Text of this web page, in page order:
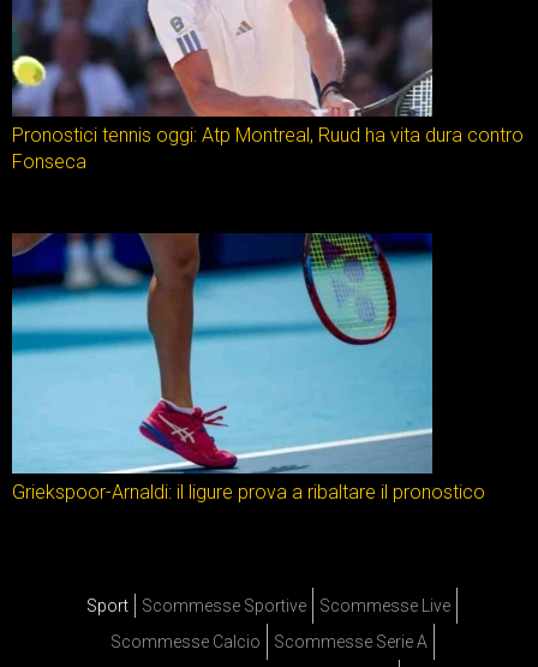
Pronostici tennis oggi: Atp Montreal, Ruud ha vita dura contro
Fonseca
Griekspoor-Arnaldi: il ligure prova a ribaltare il pronostico
Sport Scommesse Sportive
Scommesse Live
Scommesse Calcio
Scommesse Serie A